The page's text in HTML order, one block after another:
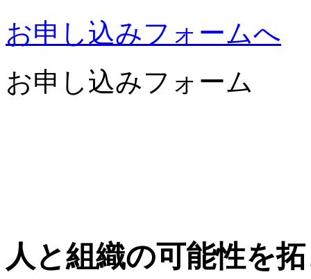
お申し込みフォームへ
お申し込みフォーム
人と組織の可能性を